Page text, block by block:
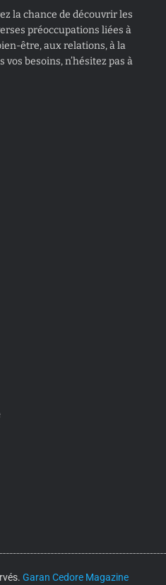
la chance de découvrir les
préoccupations liées à
être, aux relations, à la
besoins, n’hésitez pas à
Garan Cedore Magazine